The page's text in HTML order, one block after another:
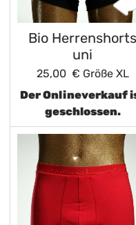
Bio Herrenshorts
uni
25,00 € Größe XL
Der Onlineverkauf
geschlossen.